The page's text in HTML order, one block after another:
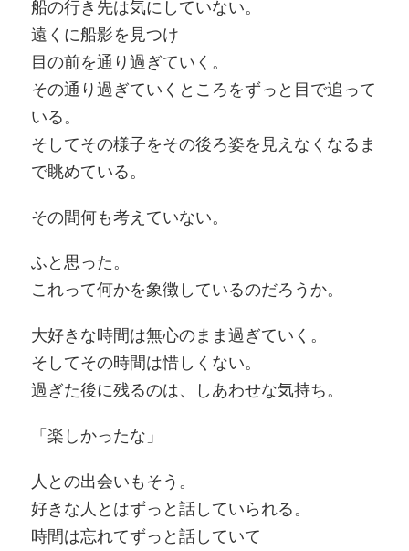
船の行き先は気にしていない。
遠くに船影を見つけ
目の前を通り過ぎていく。
その通り過ぎていくところをずっと目で追って
いる。
そしてその様子をその後ろ姿を見えなくなるま
で眺めている。
その間何も考えていない。
ふと思った。
これって何かを象徴しているのだろうか。
大好きな時間は無心のまま過ぎていく。
そしてその時間は惜しくない。
過ぎた後に残るのは、しあわせな気持ち。
「楽しかったな」
人との出会いもそう。
好きな人とはずっと話していられる。
時間は忘れてずっと話していて